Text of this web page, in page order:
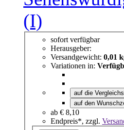
sofort verfügbar
Herausgeber:
Versandgewicht: 0,01
Variationen in:
auf die
auf den
ab € 8,10
Endpreis*, zzgl.